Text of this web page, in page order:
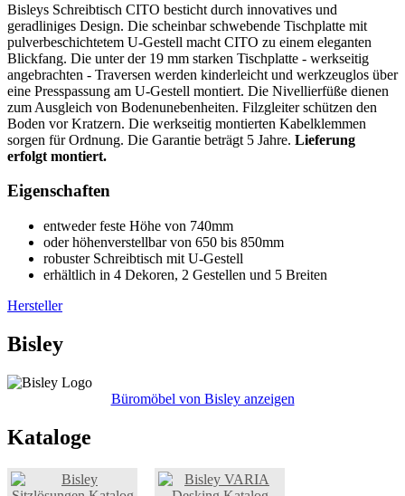
Bisleys Schreibtisch CITO besticht durch innovatives und
geradliniges Design. Die scheinbar schwebende Tischplatte mit
pulverbeschichtetem U-Gestell macht CITO zu einem eleganten
Blickfang. Die unter der 19 mm starken Tischplatte - werkseitig
angebrachten - Traversen werden kinderleicht und werkzeuglos über
eine Presspassung am U-Gestell montiert. Die Nivellierfüße dienen
zum Ausgleich von Bodenunebenheiten. Filzgleiter schützen den
Boden vor Kratzern. Die werkseitig montierten Kabelklemmen
sorgen für Ordnung. Die Garantie beträgt 5 Jahre. Lieferung
erfolgt montiert.
Eigenschaften
entweder feste Höhe von 740mm
oder höhenverstellbar von 650 bis 850mm
robuster Schreibtisch mit U-Gestell
erhältlich in 4 Dekoren, 2 Gestellen und 5 Breiten
Hersteller
Bisley
Büromöbel von Bisley anzeigen
Kataloge